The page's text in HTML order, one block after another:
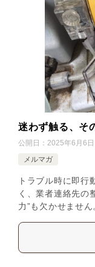
迷わず触る、そ
公開日： 2025年6月6日
メルマガ
トラブル時に即行
く、業者連絡先の
力”も欠かせません